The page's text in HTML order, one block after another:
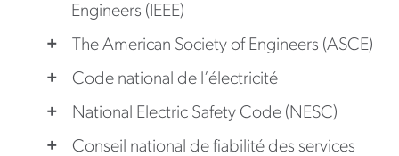
Engineers (IEEE)
The American Society of Engineers (ASCE)
Code national de l’électricité
National Electric Safety Code (NESC)
Conseil national de fiabilité des services